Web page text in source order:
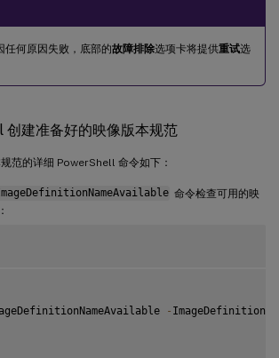
任何原因失败，底部的故障排除选项卡将提供重试选
建准备好的映像版本规范
范的详细 PowerShell 命令如下：
命令检查可用的映
-